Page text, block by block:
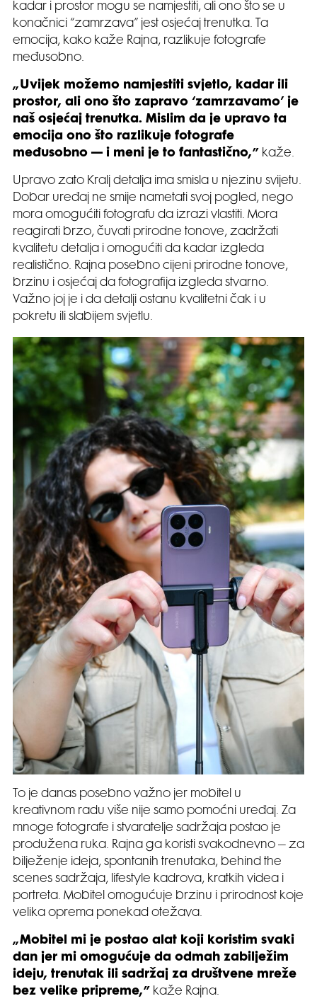
kadar i prostor mogu se namjestiti, ali ono što se u
konačnici “zamrzava” jest osjećaj trenutka. Ta
emocija, kako kaže Rajna, razlikuje fotografe
međusobno.
„Uvijek možemo namjestiti svjetlo, kadar ili
prostor, ali ono što zapravo ‘zamrzavamo’ je
naš osjećaj trenutka. Mislim da je upravo ta
emocija ono što razlikuje fotografe
međusobno — i meni je to fantastično,” kaže.
Upravo zato Kralj detalja ima smisla u njezinu svijetu.
Dobar uređaj ne smije nametati svoj pogled, nego
mora omogućiti fotografu da izrazi vlastiti. Mora
reagirati brzo, čuvati prirodne tonove, zadržati
kvalitetu detalja i omogućiti da kadar izgleda
realistično. Rajna posebno cijeni prirodne tonove,
brzinu i osjećaj da fotografija izgleda stvarno.
Važno joj je i da detalji ostanu kvalitetni čak i u
pokretu ili slabijem svjetlu.
To je danas posebno važno jer mobitel u
kreativnom radu više nije samo pomoćni uređaj. Za
mnoge fotografe i stvaratelje sadržaja postao je
produžena ruka. Rajna ga koristi svakodnevno – za
bilježenje ideja, spontanih trenutaka, behind the
scenes sadržaja, lifestyle kadrova, kratkih videa i
portreta. Mobitel omogućuje brzinu i prirodnost koje
velika oprema ponekad otežava.
„Mobitel mi je postao alat koji koristim svaki
dan jer mi omogućuje da odmah zabilježim
ideju, trenutak ili sadržaj za društvene mreže
bez velike pripreme,” kaže Rajna.